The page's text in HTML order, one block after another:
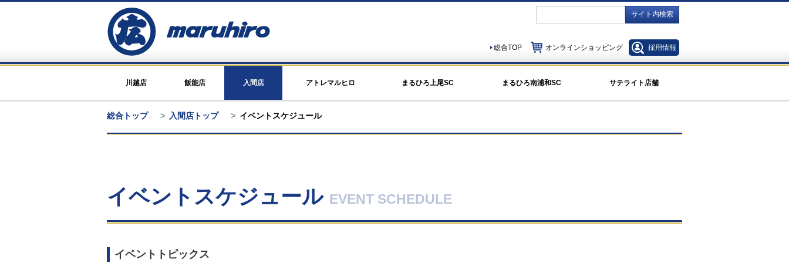
サイト内検索
総合TOP オンラインショッピング 採用情報
川越店 飯能店 入間店 アトレマルヒロ まるひろ上尾SC まるひろ南浦和SC サテライト店舗
総合トップ 入間店トップ イベントスケジュール
イベントスケジュール EVENT SCHEDULE
イベントトピックス